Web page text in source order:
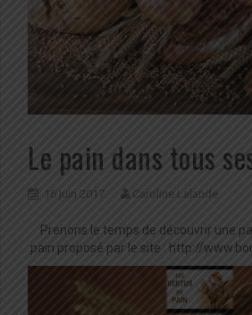
Le pain dans tous
16 juin 2017 Caroline Lalande
Prenons le temps de découvrir une
pain proposé par le site : http://